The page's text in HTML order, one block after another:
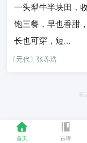
首页 古诗
一头犁牛半块田，
饱三餐，早也香甜
长也可穿，短...
〔元代〕张养浩
有